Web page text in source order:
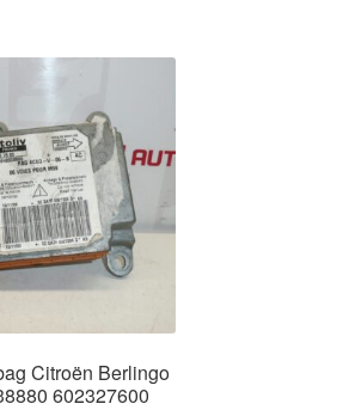
Citroën Berlingo
602327600